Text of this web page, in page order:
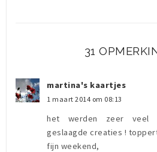
31
martina's kaartjes
1 maart 2014 om 08:13
het werden zeer veel
geslaagde creaties !
fijn weekend,